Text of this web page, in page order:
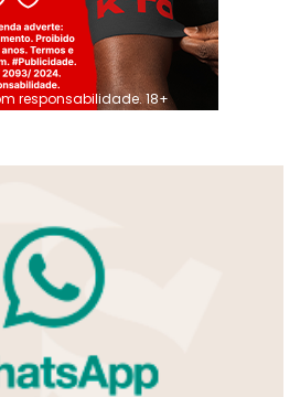
responsabilidade. 18+